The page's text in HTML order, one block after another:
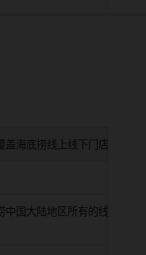
盖海底捞线上线下门店的产品
中国大陆地区所有的线下门